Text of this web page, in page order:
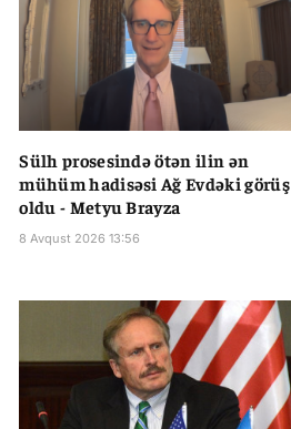
Sülh prosesində ötən ilin ən
mühüm hadisəsi Ağ Evdəki görüş
oldu - Metyu Brayza
8 Avqust 2026 13:56